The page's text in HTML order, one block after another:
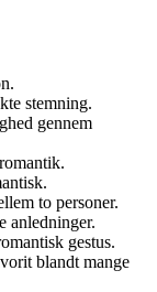
stemning.
gennem
to personer.
anledninger.
gestus.
blandt mange